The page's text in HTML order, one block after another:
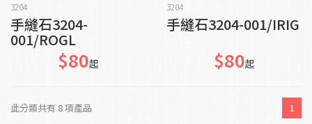
3204
手縫石3204-
001/ROGL
$80起
3204
手縫石3204-001/IRIG
$80起
此分類共有 8 項產品 1